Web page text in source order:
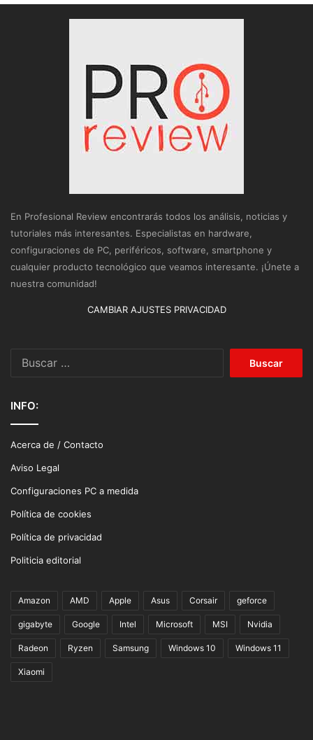
En Profesional Review encontrarás todos los análisis, noticias y
tutoriales más interesantes. Especialistas en hardware,
configuraciones de PC, periféricos, software, smartphone y
cualquier producto tecnológico que veamos interesante. ¡Únete a
nuestra comunidad!
CAMBIAR AJUSTES PRIVACIDAD
INFO:
Acerca de / Contacto
Aviso Legal
Configuraciones PC a medida
Política de cookies
Política de privacidad
Politicia editorial
Amazon AMD Apple Asus Corsair geforce
gigabyte Google Intel Microsoft MSI Nvidia
Radeon Ryzen Samsung Windows 10 Windows 11
Xiaomi